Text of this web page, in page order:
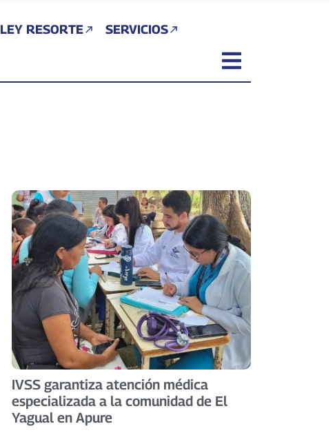
LEY RESORTE SERVICIOS
IVSS garantiza atención médica
especializada a la comunidad de El
Yagual en Apure